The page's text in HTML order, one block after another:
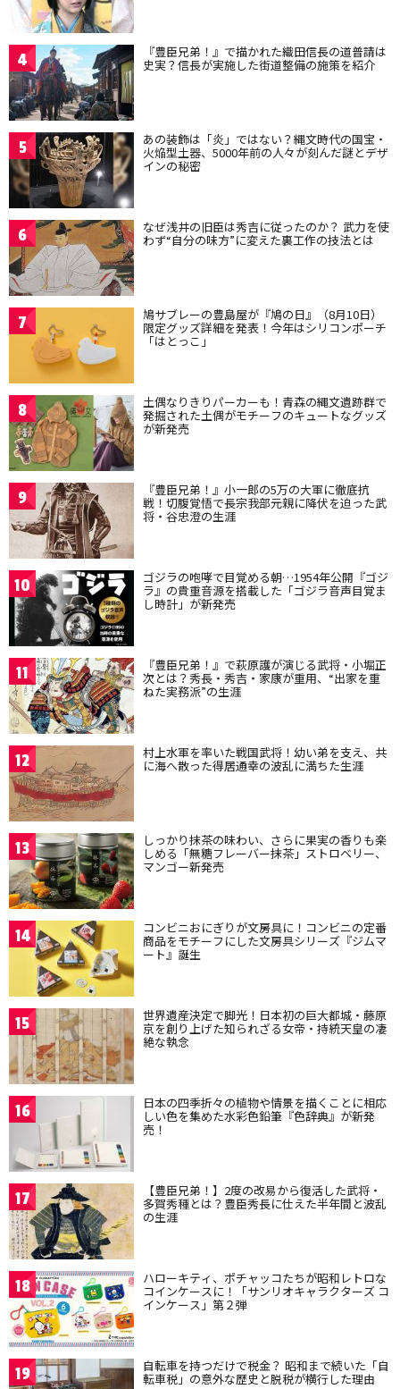
4 『豊臣兄弟！』で描かれた織田信長の道普請は
史実？信長が実施した街道整備の施策を紹介
5 あの装飾は「炎」ではない？縄文時代の国宝・
火焔型土器、5000年前の人々が刻んだ謎とデザ
インの秘密
6 なぜ浅井の旧臣は秀吉に従ったのか？ 武力を使
わず“自分の味方”に変えた裏工作の技法とは
7 鳩サブレーの豊島屋が『鳩の日』（8月10日）
限定グッズ詳細を発表！今年はシリコンポーチ
「はとっこ」
8 土偶なりきりパーカーも！青森の縄文遺跡群で
発掘された土偶がモチーフのキュートなグッズ
が新発売
9 『豊臣兄弟！』小一郎の5万の大軍に徹底抗
戦！切腹覚悟で長宗我部元親に降伏を迫った武
将・谷忠澄の生涯
10 ゴジラの咆哮で目覚める朝…1954年公開『ゴジ
ラ』の貴重音源を搭載した「ゴジラ音声目覚ま
し時計」が新発売
11 『豊臣兄弟！』で萩原護が演じる武将・小堀正
次とは？秀長・秀吉・家康が重用、“出家を重
ねた実務派”の生涯
12 村上水軍を率いた戦国武将！幼い弟を支え、共
に海へ散った得居通幸の波乱に満ちた生涯
13 しっかり抹茶の味わい、さらに果実の香りも楽
しめる「無糖フレーバー抹茶」ストロベリー、
マンゴー新発売
14 コンビニおにぎりが文房具に！コンビニの定番
商品をモチーフにした文房具シリーズ『ジムマ
ート』誕生
15 世界遺産決定で脚光！日本初の巨大都城・藤原
京を創り上げた知られざる女帝・持統天皇の凄
絶な執念
16 日本の四季折々の植物や情景を描くことに相応
しい色を集めた水彩色鉛筆『色辞典』が新発
売！
17 【豊臣兄弟！】2度の改易から復活した武将・
多賀秀種とは？豊臣秀長に仕えた半年間と波乱
の生涯
18 ハローキティ、ポチャッコたちが昭和レトロな
コインケースに！「サンリオキャラクターズ コ
インケース」第２弾
19 自転車を持つだけで税金？ 昭和まで続いた「自
転車税」の意外な歴史と脱税が横行した理由